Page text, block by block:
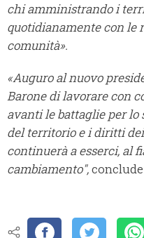
chi amministrando i
quotidianamente con le
comunità».
«Auguro al nuovo
Barone di lavorare con
avanti le battaglie per lo
del territorio e i diritti dei
continuerà a esserci, al
cambiamento",